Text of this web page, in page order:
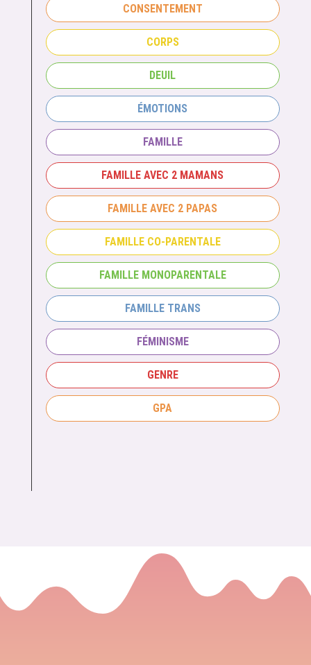
CONSENTEMENT
CORPS
DEUIL
ÉMOTIONS
FAMILLE
FAMILLE AVEC 2 MAMANS
FAMILLE AVEC 2 PAPAS
FAMILLE CO-PARENTALE
FAMILLE MONOPARENTALE
FAMILLE TRANS
FÉMINISME
GENRE
GPA